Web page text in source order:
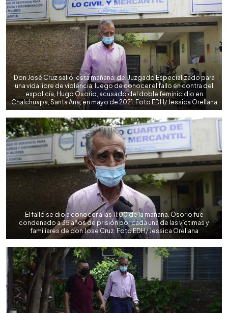
Don José Cruz salió, está mañana, del Juzgado Especializado para
una vida libre de violencia, luego de conocer el fallo en contra del
expolicía, Hugo Osorio, acusado del doble feminicidio en
Chalchuapa, Santa Ana, en mayo de 2021. Foto EDH/ Jessica Orellana
El falló se dio a conocer a las 11:00 de la mañana. Osorio fue
condenado a 35 años de prisión por cada una de las víctimas y
familiares de don José Cruz. Foto EDH/ Jessica Orellana